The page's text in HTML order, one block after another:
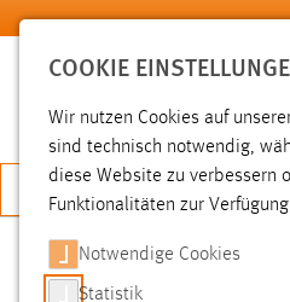
Zum Hauptinhalt springen
JETZT
SUCHE
COOKIE
Wir nutzen Cookies auf
sind technisch notwendig,
diese Website zu verbessern
Funktionalitäten zur
Notwendige Cookies
Statistik